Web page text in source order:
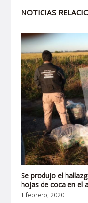
NOTICIAS
Se produjo el
hojas de coca en el
1 febrero, 2020